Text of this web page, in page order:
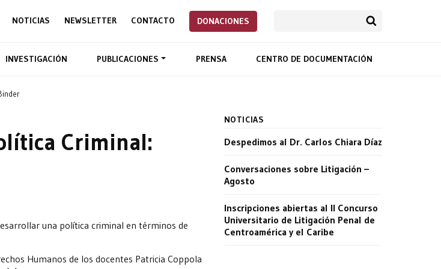
NOTICIAS NEWSLETTER CONTACTO DONACIONES
INVESTIGACIÓN PUBLICACIONES PRENSA CENTRO DE DOCUMENTACIÓN
Criminal:
una política criminal en términos de
Humanos de los docentes Patricia Coppola
NOTICIAS
Despedimos al Dr. Carlos Chiara Díaz
Conversaciones sobre Litigación –
Agosto
Inscripciones abiertas al II Concurso
Universitario de Litigación Penal de
Centroamérica y el Caribe